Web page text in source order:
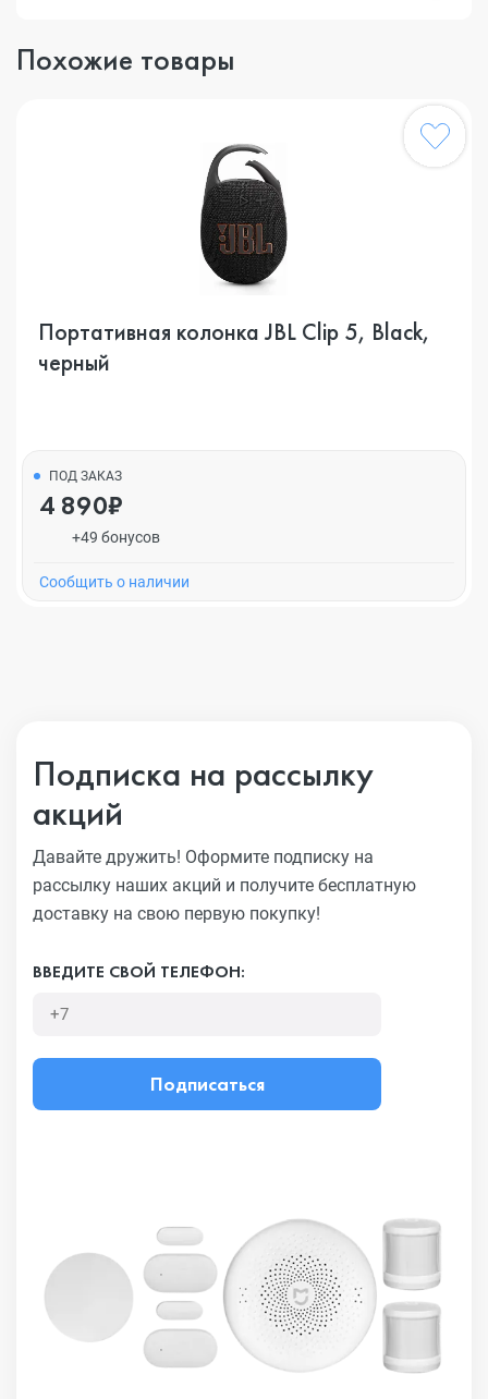
Похожие товары
Портативная колонка JBL Clip 5, Black,
черный
ПОД ЗАКАЗ
4 890₽
+49 бонусов
Cообщить о наличии
Подписка на рассылку
акций
Давайте дружить! Оформите подписку на
рассылку наших акций и получите бесплатную
доставку на свою первую покупку!
ВВЕДИТЕ СВОЙ ТЕЛЕФОН:
Подписаться